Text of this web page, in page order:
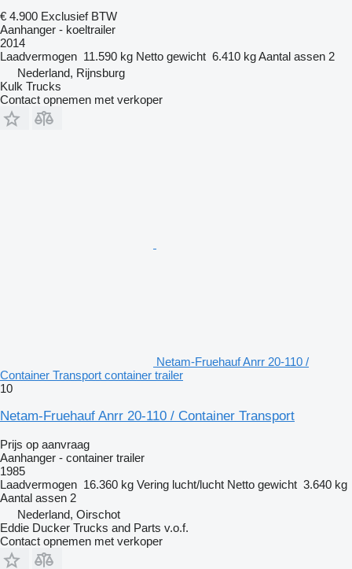
€ 4.900 Exclusief BTW
Aanhanger - koeltrailer
2014
Laadvermogen 11.590 kg Netto gewicht 6.410 kgAantal assen 2
Nederland, Rijnsburg
Kulk Trucks
Contact opnemen met verkoper
Netam-Fruehauf Anrr 20-110 /
Container Transport container trailer
10
Netam-Fruehauf Anrr 20-110 / Container Transport
Prijs op aanvraag
Aanhanger - container trailer
1985
Laadvermogen 16.360 kg Vering lucht/lucht Netto gewicht 3.640 kg
Aantal assen 2
Nederland, Oirschot
Eddie Ducker Trucks and Parts v.o.f.
Contact opnemen met verkoper